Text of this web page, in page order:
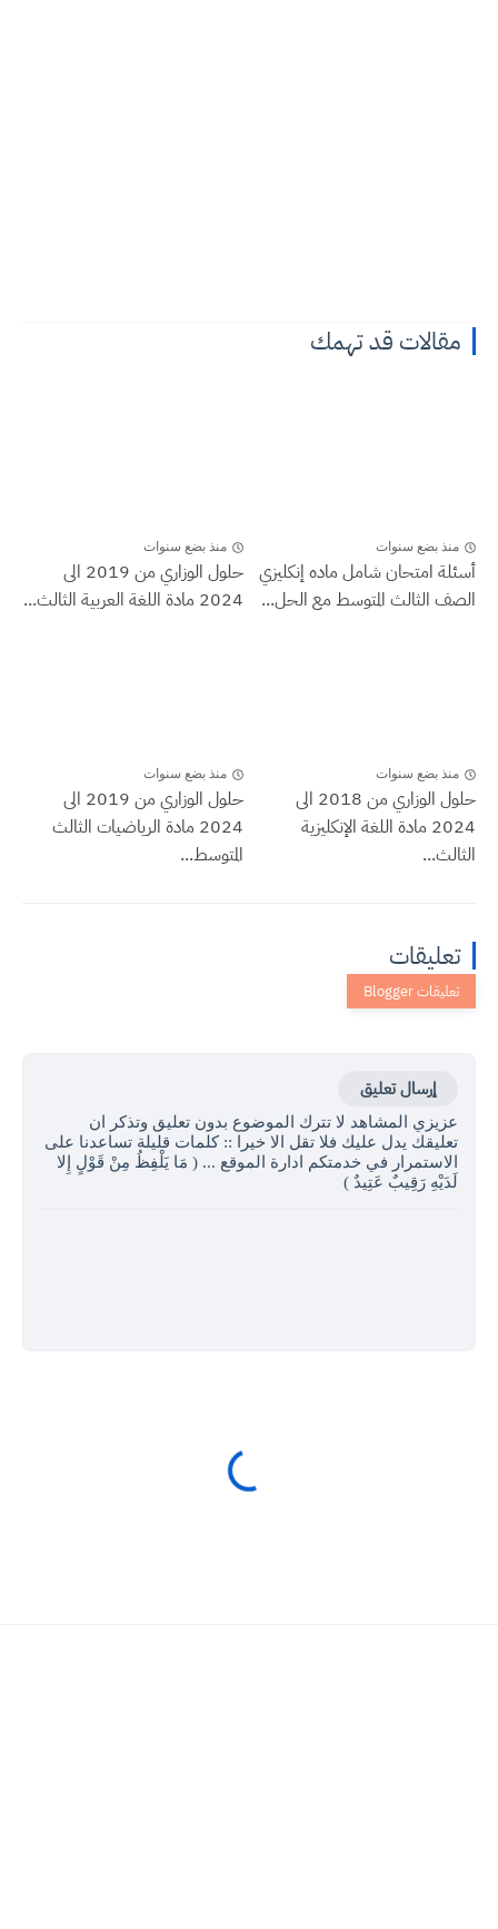
مقالات قد تهمك
منذ بضع سنوات
أسئلة امتحان شامل ماده إنكليزي
الصف الثالث المتوسط مع الحل...
منذ بضع سنوات
حلول الوزاري من 2019 الى
2024 مادة اللغة العربية الثالث...
منذ بضع سنوات
حلول الوزاري من 2018 الى
2024 مادة اللغة الإنكليزية
الثالث...
منذ بضع سنوات
حلول الوزاري من 2019 الى
2024 مادة الرياضيات الثالث
المتوسط...
تعليقات
إرسال تعليق
عزيزي المشاهد لا تترك الموضوع بدون تعليق وتذكر ان
تعليقك يدل عليك فلا تقل الا خيرا :: كلمات قليلة تساعدنا على
الاستمرار في خدمتكم ادارة الموقع ... ( مَا يَلْفِظُ مِنْ قَوْلٍ إِلا
لَدَيْهِ رَقِيبٌ عَتِيدٌ )